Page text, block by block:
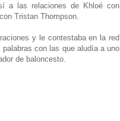
a las relaciones de Khloé con
Tristan Thompson.
y le contestaba en la red
palabras con las que aludía a uno
de baloncesto.